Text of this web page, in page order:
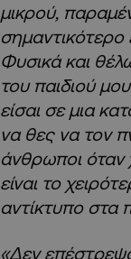
μικρού,
σημαντικότερο
Φυσικά και
του παιδιού
είσαι σε μια
να θες να τον
άνθρωποι όταν
είναι το
αντίκτυπο στα
«Δεν